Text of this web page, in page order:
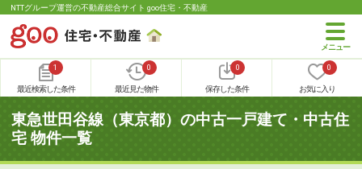
NTTグループ運営の不動産総合サイト goo住宅・不動産
1
最近検索した条件
0
最近見た物件
0
保存した条件
0
お気に入り
東急世田谷線（東京都）の中古一戸建て・中古住
宅 物件一覧